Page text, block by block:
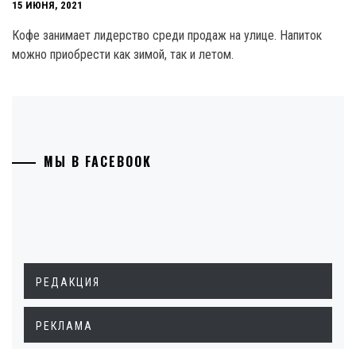
15 ИЮНЯ, 2021
Кофе занимает лидерство среди продаж на улице. Напиток
можно приобрести как зимой, так и летом.
МЫ В FACEBOOK
РЕДАКЦИЯ
РЕКЛАМА